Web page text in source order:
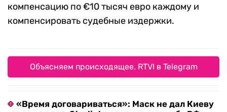
компенсацию по €10 тысяч евро каждому и
компенсировать судебные издержки.
Объясняем происходящее. RTVI в Telegram
«Время договариваться»: Маск не дал Киеву